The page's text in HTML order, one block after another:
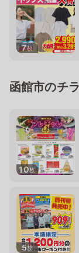
7枚
函館市のチ
10枚
5枚